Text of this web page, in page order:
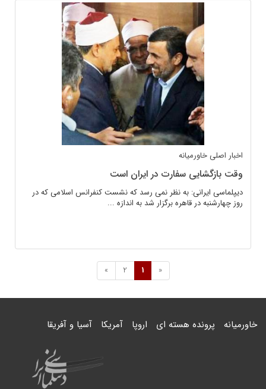
اخبار اصلی خاورمیانه
وقت بازگشایی سفارت در ایران است
دیپلماسی ایرانی: به نظر نمی رسد که نشست کنفرانس اسلامی که در
روز چهارشنبه در قاهره برگزار شد به اندازه ...
«
1
2
»
خاورمیانه پرونده هسته ای اروپا آمریکا آسیا و آفریقا